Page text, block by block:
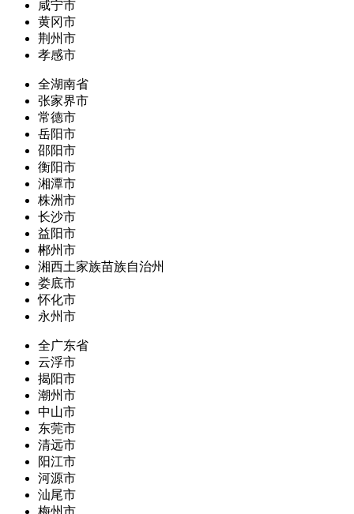
咸宁市
黄冈市
荆州市
孝感市
全湖南省
张家界市
常德市
岳阳市
邵阳市
衡阳市
湘潭市
株洲市
长沙市
益阳市
郴州市
湘西土家族苗族自治州
娄底市
怀化市
永州市
全广东省
云浮市
揭阳市
潮州市
中山市
东莞市
清远市
阳江市
河源市
汕尾市
梅州市